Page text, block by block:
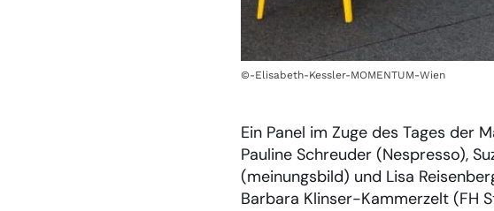
©-Elisabeth-Kessler-MOMENTUM-Wien
Ein Panel im Zuge des Tages der
Pauline Schreuder (Nespresso),
(meinungsbild) und Lisa
Barbara Klinser-Kammerzelt (FH